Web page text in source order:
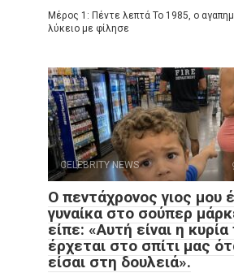
Μέρος 1: Πέντε λεπτά Το 1985, ο
λύκειο με φίλησε
CELEBRITY NEWS
Ο πεντάχρονος γιος μου
γυναίκα στο σούπερ
είπε: «Αυτή είναι η
έρχεται στο σπίτι μας
είσαι στη δουλειά».